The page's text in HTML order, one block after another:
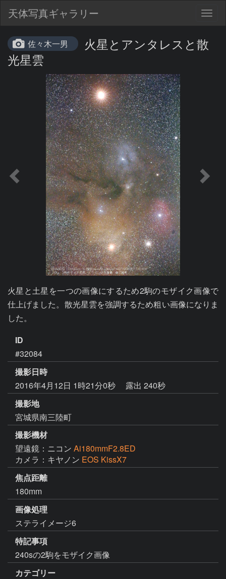
天体写真ギャラリー
佐々木一男
火星とアンタレスと散
光星雲
火星と土星を一つの画像にするため2駒のモザイク画像で
仕上げました。散光星雲を強調するため粗い画像になりま
した。
ID
#32084
撮影日時
2016年4月12日 1時21分0秒
露出 240秒
撮影地
宮城県南三陸町
撮影機材
望遠鏡：ニコン Ai180mmF2.8ED
カメラ：キヤノン EOS KissX7
焦点距離
180mm
画像処理
ステライメージ6
特記事項
240sの2駒をモザイク画像
カテゴリー